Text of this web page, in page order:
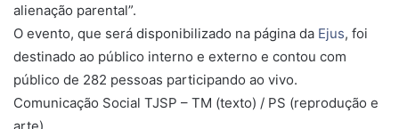
alienação parental”.
O evento, que será disponibilizado na página da Ejus, foi
destinado ao público interno e externo e contou com
público de 282 pessoas participando ao vivo.
Comunicação Social TJSP – TM (texto) / PS (reprodução e